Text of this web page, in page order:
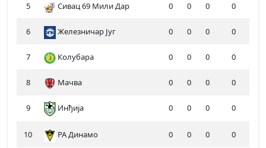
5 Сивац 69 Мили Дар 0 0 0 0
6 Железничар Југ 0 0 0 0
7 Колубара 0 0 0 0
8 Мачва 0 0 0 0
9 Инђија 0 0 0 0
10 РА Динамо 0 0 0 0